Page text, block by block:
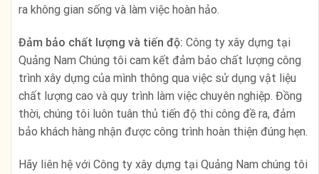
ra không gian sống và làm việc hoàn hảo.
Đảm bảo chất lượng và tiến độ: Công ty xây dựng tại
Quảng Nam Chúng tôi cam kết đảm bảo chất lượng công
trình xây dựng của mình thông qua việc sử dụng vật liệu
chất lượng cao và quy trình làm việc chuyên nghiệp. Đồng
thời, chúng tôi luôn tuân thủ tiến độ thi công đề ra, đảm
bảo khách hàng nhận được công trình hoàn thiện đúng hẹn.
Hãy liên hệ với Công ty xây dựng tại Quảng Nam chúng tôi